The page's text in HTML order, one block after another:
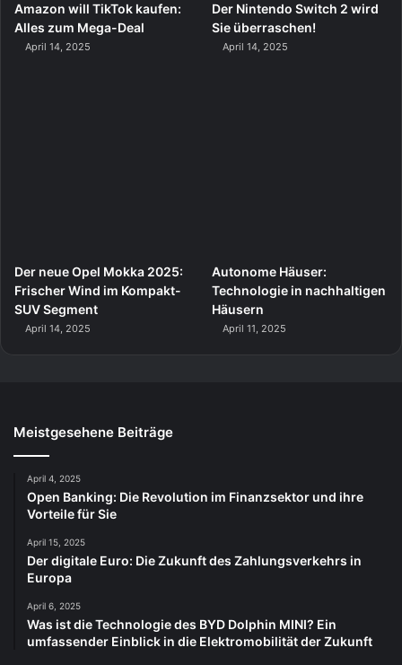
Amazon will TikTok kaufen:
Alles zum Mega-Deal
April 14, 2025
Der Nintendo Switch 2 wird
Sie überraschen!
April 14, 2025
Der neue Opel Mokka 2025:
Frischer Wind im Kompakt-
SUV Segment
April 14, 2025
Autonome Häuser:
Technologie in nachhaltigen
Häusern
April 11, 2025
Meistgesehene Beiträge
April 4, 2025
Open Banking: Die Revolution im Finanzsektor und ihre
Vorteile für Sie
April 15, 2025
Der digitale Euro: Die Zukunft des Zahlungsverkehrs in
Europa
April 6, 2025
Was ist die Technologie des BYD Dolphin MINI? Ein
umfassender Einblick in die Elektromobilität der Zukunft